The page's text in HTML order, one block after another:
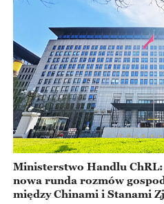
Ministerstwo Handlu
nowa runda rozmów
między Chinami i Stanami